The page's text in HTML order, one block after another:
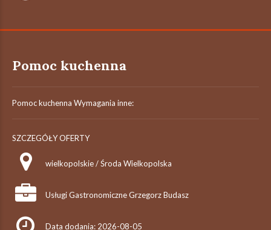
Pomoc kuchenna
Pomoc kuchenna Wymagania inne:
SZCZEGÓŁY OFERTY
wielkopolskie / Środa Wielkopolska
Usługi Gastronomiczne Grzegorz Budasz
Data dodania: 2026-08-05